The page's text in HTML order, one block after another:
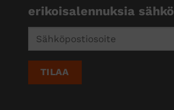
erikoisalennuksia